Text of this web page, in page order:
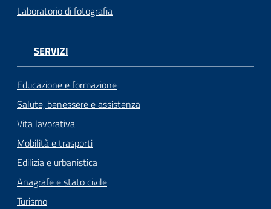
Laboratorio di fotografia
SERVIZI
Educazione e formazione
Salute, benessere e assistenza
Vita lavorativa
Mobilità e trasporti
Edilizia e urbanistica
Anagrafe e stato civile
Turismo